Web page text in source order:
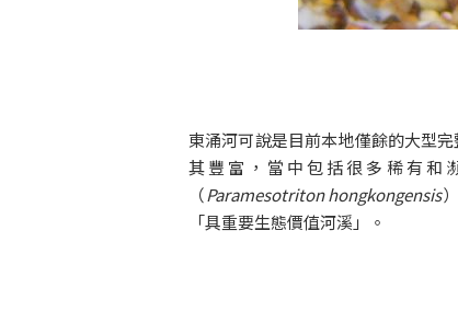
東涌河可說是目前本地僅餘的大型
其豐富，當中包括很多稀有和
（Paramesotriton hongkongensis
「具重要生態價值河溪」。